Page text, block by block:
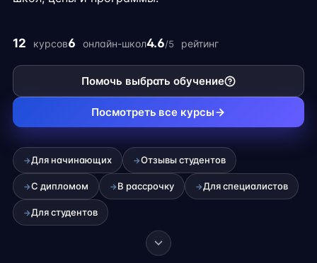
карьеры на фрилансе.
12 курсов6 онлайн-школ4.6/5 рейтинг
Помочь выбрать обучение
Посмотреть все курсы
→Для начинающих →Отзывы студентов
→С дипломом →В рассрочку →Для специалистов
→Для студентов